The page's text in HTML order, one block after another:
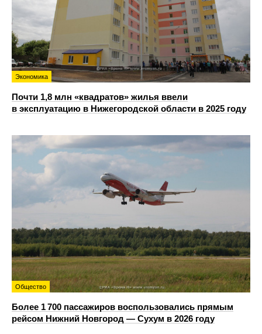
Экономика
Почти 1,8 млн «квадратов» жилья ввели
в эксплуатацию в Нижегородской области в 2025 году
Общество
Более 1 700 пассажиров воспользовались прямым
рейсом Нижний Новгород — Сухум в 2026 году